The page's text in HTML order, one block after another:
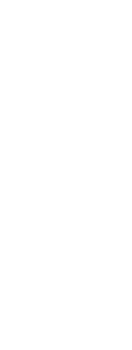
pár minút: Hrdinom
Ferran Torres sa
mu brániť nebude
Liverpool získal z
odmietol Real. Kluby
vítali na štadióne
Cháru! Na